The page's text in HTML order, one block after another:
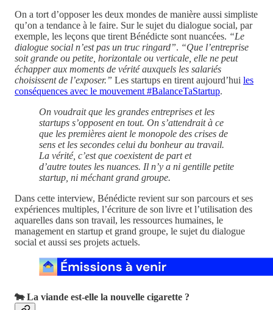
On a tort d’opposer les deux mondes de manière aussi simpliste
qu’on a tendance à le faire. Sur le sujet du dialogue social, par
exemple, les leçons que tirent Bénédicte sont nuancées. “Le
dialogue social n’est pas un truc ringard”. “Que l’entreprise
soit grande ou petite, horizontale ou verticale, elle ne peut
échapper aux moments de vérité auxquels les salariés
choisissent de l’exposer.” Les startups en tirent aujourd’hui les
conséquences avec le mouvement #BalanceTaStartup.
On voudrait que les grandes entreprises et les
startups s’opposent en tout. On s’attendrait à ce
que les premières aient le monopole des crises de
sens et les secondes celui du bonheur au travail.
La vérité, c’est que coexistent de part et
d’autre toutes les nuances. Il n’y a ni gentille petite
startup, ni méchant grand groupe.
Dans cette interview, Bénédicte revient sur son parcours et ses
expériences multiples, l’écriture de son livre et l’utilisation des
aquarelles dans son travail, les ressources humaines, le
management en startup et grand groupe, le sujet du dialogue
social et aussi ses projets actuels.
🐄 La viande est-elle la nouvelle cigarette ?